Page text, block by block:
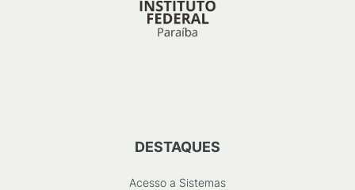
DESTAQUES
Acesso a Sistemas